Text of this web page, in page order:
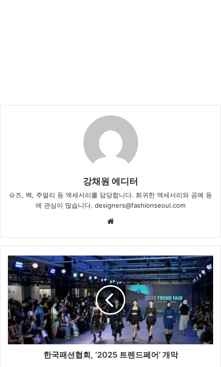
강채원 에디터
슈즈, 백, 주얼리 등 액세서리를 담당합니다. 희귀한 액세서리와 공예 등
에 관심이 많습니다. designers@fashionseoul.com
한
국
패
션
협
회,
‘2025
트
렌
한국패션협회, ‘2025 트렌드페어’ 개막